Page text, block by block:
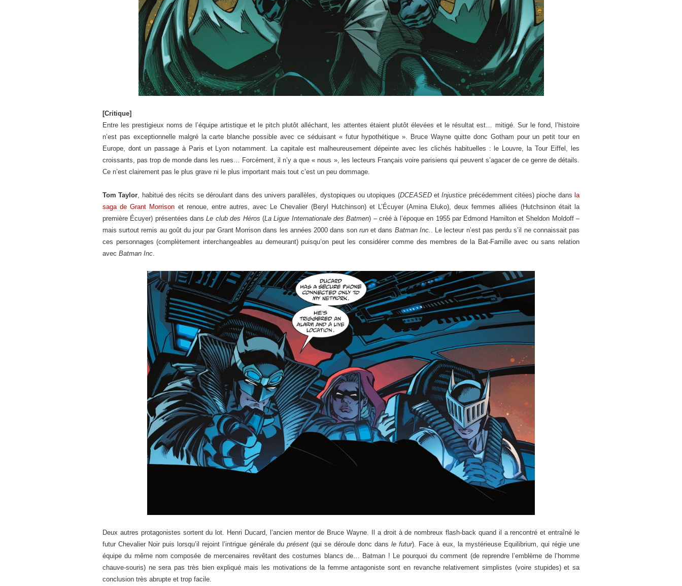
[Critique]
Entre les prestigieux noms de l’équipe artistique et le pitch plutôt alléchant, les attentes étaient plutôt élevées et le résultat est… mitigé. Sur le fond, l’histoire
n’est pas exceptionnelle malgré la carte blanche possible avec ce séduisant « futur hypothétique ». Bruce Wayne quitte donc Gotham pour un petit tour en
Europe, dont un passage à Paris et Lyon notamment. La capitale est malheureusement dépeinte avec les clichés habituelles : le Louvre, la Tour Eiffel, les
croissants, pas trop de monde dans les rues… Forcément, il n’y a que « nous », les lecteurs Français voire parisiens qui peuvent s’agacer de ce genre de détails.
Ce n’est clairement pas le plus grave ni le plus important mais tout c’est un peu dommage.
Tom Taylor , habitué des récits se déroulant dans des univers parallèles, dystopiques ou utopiques (DCEASEDetInjustice précédemment citées) pioche dans la
saga de Grant Morrison et renoue, entre autres, avec Le Chevalier (Beryl Hutchinson) et L’Écuyer (Amina Eluko), deux femmes alliées (Hutchsinon était la
première Écuyer) présentées dansLe club des Héros (La Ligue Internationale des Batmen) – créé à l’époque en 1955 par Edmond Hamilton et Sheldon Moldoff –
mais surtout remis au goût du jour par Grant Morrison dans les années 2000 dans son runet dans Batman Inc.
. Le lecteur n’est pas perdu s’il ne connaissait pas
ces personnages (complètement interchangeables au demeurant) puisqu’on peut les considérer comme des membres de la Bat-Famille avec ou sans relation
avec Batman Inc
Deux autres protagonistes sortent du lot. Henri Ducard, l’ancien mentor de Bruce Wayne. Il a droit à de nombreux flash-back quand il a rencontré et entraîné le
futur Chevalier Noir puis lorsqu’il rejoint l’intrigue générale du présent(qui se déroule donc dansle futur). Face à eux, la mystérieuse Equilibrium, qui régie une
équipe du même nom composée de mercenaires revêtant des costumes blancs de… Batman ! Le pourquoi du comment (de reprendre l’emblème de l’homme
chauve-souris) ne sera pas très bien expliqué mais les motivations de la femme antagoniste sont en revanche relativement simplistes (voire stupides) et sa
conclusion très abrupte et trop facile.